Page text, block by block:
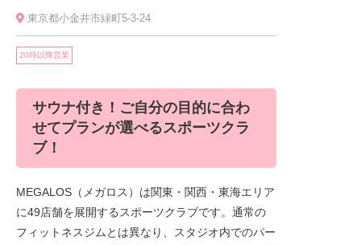
東京都小金井市緑町5-3-24
20時以降営業
サウナ付き！ご自分の目的に合わ
せてプランが選べるスポーツクラ
ブ！
MEGALOS（メガロス）は関東・関西・東海エリア
に49店舗を展開するスポーツクラブです。通常の
フィットネスジムとは異なり、スタジオ内でのパー